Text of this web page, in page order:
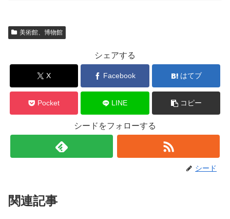
美術館、博物館
シェアする
X Facebook はてブ
Pocket LINE コピー
シードをフォローする
シード
関連記事